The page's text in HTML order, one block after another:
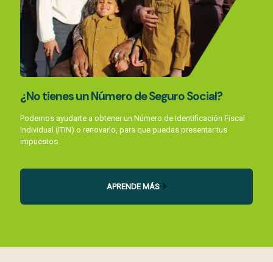
¿No tienes un Número de Seguro Social?
Podemos ayudarte a obtener un Número de Identificación Fiscal
Individual (ITIN) o renovarlo, para que puedas presentar tus
impuestos.
APRENDE MÁS